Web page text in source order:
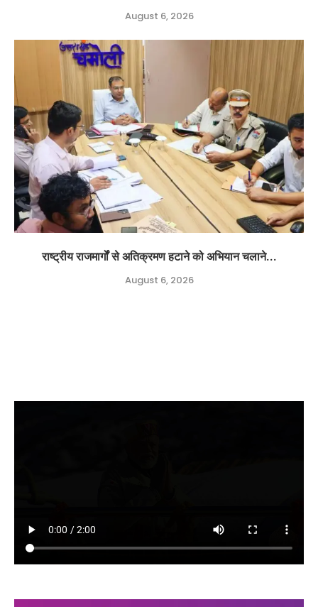
August 6, 2026
राष्ट्रीय राजमार्गों से अतिक्रमण हटाने को अभियान चलाने...
August 6, 2026